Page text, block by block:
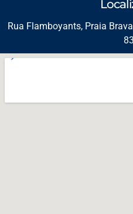
Rua Flamboyants, Praia